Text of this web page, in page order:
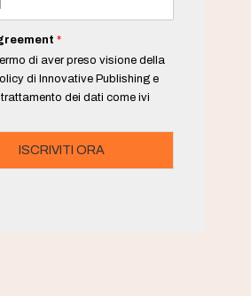
*
di aver preso visione della
di Innovative Publishing e
dei dati come ivi
ISCRIVITI ORA